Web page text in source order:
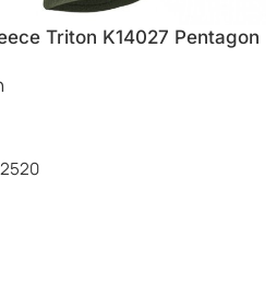
Triton K14027 Pentagon